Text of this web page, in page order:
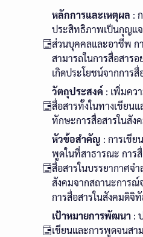
หลักการและเหตุผล :
ประสิทธิภาพเป็นกุญแ
ส่วนบุคคลและอาชีพ ก
สามารถในการสื่อสาร
เกิดประโยชน์จากการสื่
วัตถุประสงค์ : เพิ่มคว
สื่อสารทั้งในทางเขียน
ทักษะการสื่อสารในสัง
หัวข้อสำคัญ : การเขีย
พูดในที่สาธารณะ การ
สื่อสารในบรรยากาศจ
สังคมจากสถานะการ
การสื่อสารในสังคมดิจิ
เป้าหมายการพัฒนา :
เขียนและการพูดจนส